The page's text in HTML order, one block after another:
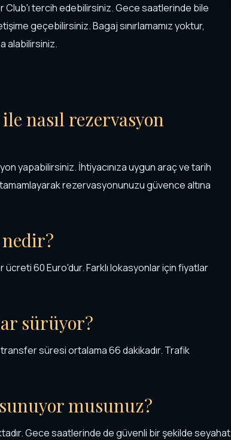
tercih edebilirsiniz. Gece saatlerinde bile
geçebilirsiniz. Bagaj sınırlamamız yoktur,
alabilirsiniz.
nasıl rezervasyon
yapabilirsiniz. İhtiyacınıza uygun araç ve tarih
rezervasyonunuzu güvence altına
60 Euro'dur. Farklı lokasyonlar için fiyatlar
sürüyor?
süresi ortalama 66 dakikadır. Trafik
musunuz?
Gece saatlerinde de güvenli bir şekilde seyahat